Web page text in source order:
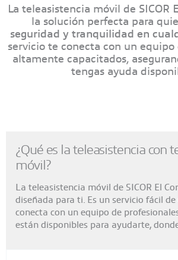
La teleasistencia móvil de SICOR
la solución perfecta para
seguridad y tranquilidad en
servicio te conecta con un equipo
altamente capacitados,
tengas ayuda
¿Qué es la teleasistencia con
móvil?
La teleasistencia móvil de SICOR El
diseñada para ti. Es un servicio fácil
conecta con un equipo de
están disponibles para ayudarte,